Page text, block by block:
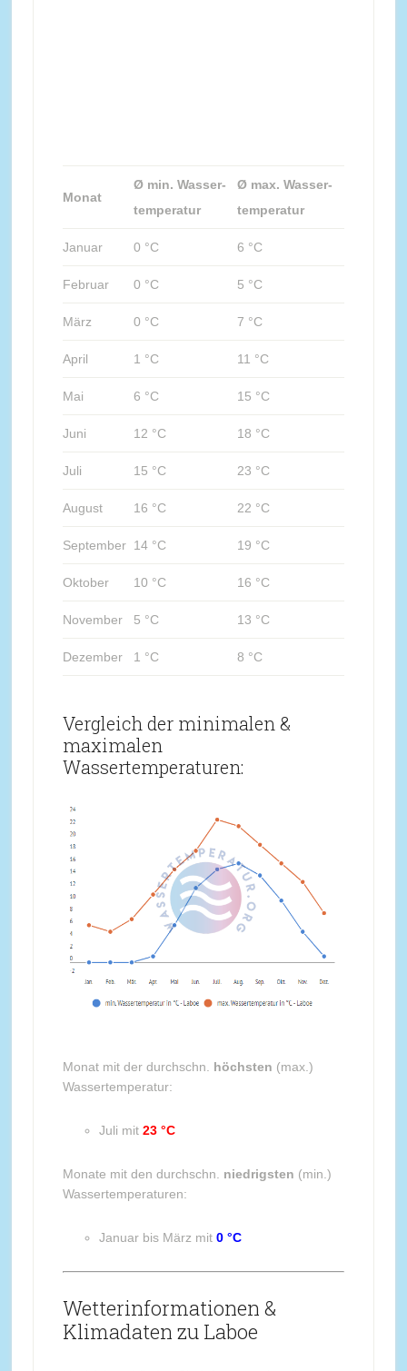
Monat
Ø min. Wasser-
temperatur
Ø max. Wasser-
temperatur
Januar 0 °C 6 °C
Februar 0 °C 5 °C
März 0 °C 7 °C
April 1 °C 11 °C
Mai 6 °C 15 °C
Juni 12 °C 18 °C
Juli 15 °C 23 °C
August 16 °C 22 °C
September 14 °C 19 °C
Oktober 10 °C 16 °C
November 5 °C 13 °C
Dezember 1 °C 8 °C
Vergleich der minimalen &
maximalen
Wassertemperaturen:
Monat mit der durchschn. höchsten (max.)
Wassertemperatur:
Juli mit 23 °C
Monate mit den durchschn. niedrigsten (min.)
Wassertemperaturen:
Januar bis März mit 0 °C
Wetterinformationen &
Klimadaten zu Laboe